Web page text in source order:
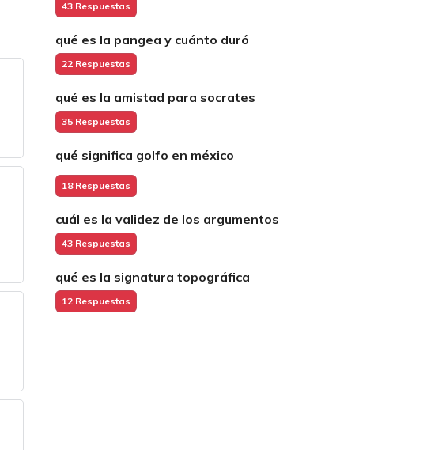
43 Respuestas
qué es la pangea y cuánto duró
22 Respuestas
qué es la amistad para socrates
35 Respuestas
qué significa golfo en méxico
18 Respuestas
cuál es la validez de los argumentos
43 Respuestas
qué es la signatura topográfica
12 Respuestas